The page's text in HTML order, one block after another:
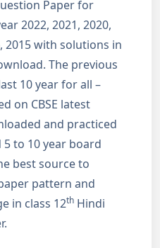
Paper for
2022, 2021, 2020,
2015 with solutions in
The previous
10 year for all –
on CBSE latest
and practiced
to 10 year board
best source to
pattern and
in class 12th Hindi